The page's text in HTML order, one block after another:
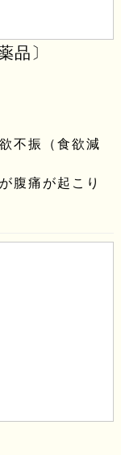
品〕
不振（食欲減
腹痛が起こり